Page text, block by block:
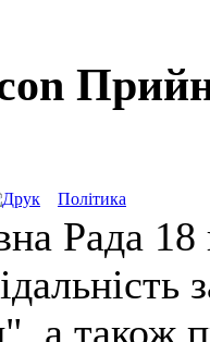
Політика
Рада 18
а також